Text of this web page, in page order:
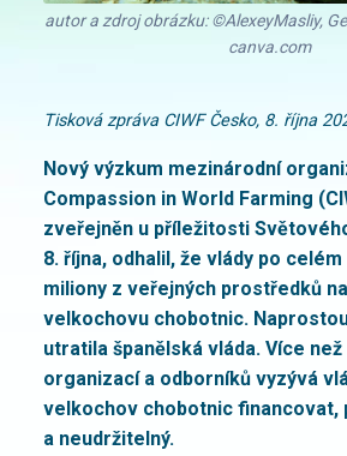
autor a zdroj obrázku: ©AlexeyMasliy,
canva.com
Tisková zpráva CIWF Česko, 8. října
Nový výzkum mezinárodní
Compassion in World Farming
zveřejněn u příležitosti
8. října, odhalil, že vlády po
miliony z veřejných prostředků
velkochovu chobotnic.
utratila španělská vláda. Více
organizací a odborníků vyzývá
velkochov chobotnic financovat,
a neudržitelný.